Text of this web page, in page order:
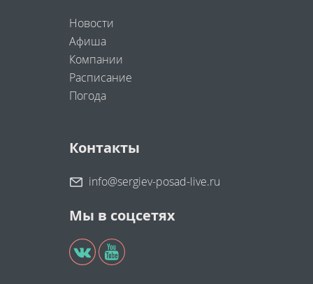
Новости
Афиша
Компании
Расписание
Погода
Контакты
info@sergiev-posad-live.ru
Мы в соцсетях